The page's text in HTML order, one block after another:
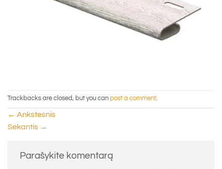
Trackbacks are closed, but you can post a comment.
← Ankstesnis
Sekantis →
Parašykite komentarą